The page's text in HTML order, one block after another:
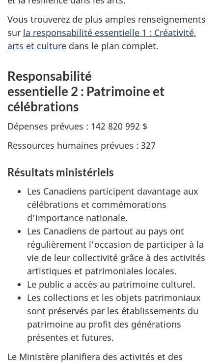
Vous trouverez de plus amples renseignements
sur la responsabilité essentielle 1 : Créativité,
arts et culture dans le plan complet.
Responsabilité
essentielle 2 : Patrimoine et
célébrations
Dépenses prévues : 142 820 992 $
Ressources humaines prévues : 327
Résultats ministériels
Les Canadiens participent davantage aux
célébrations et commémorations
d’importance nationale.
Les Canadiens de partout au pays ont
régulièrement l’occasion de participer à la
vie de leur collectivité grâce à des activités
artistiques et patrimoniales locales.
Le public a accès au patrimoine culturel.
Les collections et les objets patrimoniaux
sont préservés par les établissements du
patrimoine au profit des générations
présentes et futures.
Le Ministère planifiera des activités et des